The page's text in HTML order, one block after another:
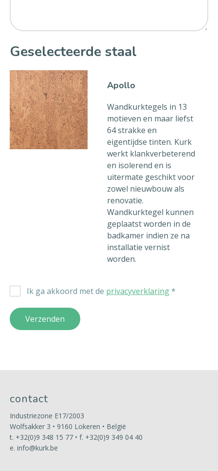
Geselecteerde staal
Apollo
Wandkurktegels in 13
motieven en maar liefst
64 strakke en
eigentijdse tinten. Kurk
werkt klankverbeterend
en isolerend en is
uitermate geschikt voor
zowel nieuwbouw als
renovatie.
Wandkurktegel kunnen
geplaatst worden in de
badkamer indien ze na
installatie vernist
worden.
Ik ga akkoord met de privacyverklaring*
Verzenden
contact
Industriezone E17/2003
Wolfsakker 3 • 9160 Lokeren • België
t. +32(0)9 348 15 77 • f. +32(0)9 349 04 40
e. info@kurk.be